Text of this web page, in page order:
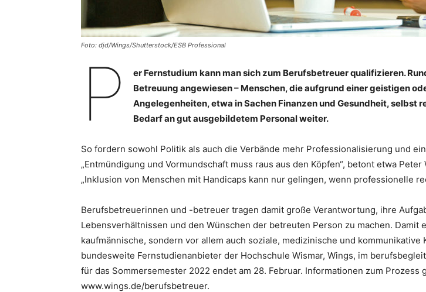
Foto: djd/Wings/Shutterstock/ESB Professional
P
er Fernstudium kann man sich zum Berufsbetreuer qualifizieren.
Betreuung angewiesen – Menschen, die aufgrund einer geistigen
Angelegenheiten, etwa in Sachen Finanzen und Gesundheit,
Bedarf an gut ausgebildetem Personal weiter.
So fordern sowohl Politik als auch die Verbände mehr Professionalisierung und
„Entmündigung und Vormundschaft muss raus aus den Köpfen“, betont etwa
„Inklusion von Menschen mit Handicaps kann nur gelingen, wenn professionelle
Berufsbetreuerinnen und -betreuer tragen damit große Verantwortung, ihre
Lebensverhältnissen und den Wünschen der betreuten Person zu machen.
kaufmännische, sondern vor allem auch soziale, medizinische und
bundesweite Fernstudienanbieter der Hochschule Wismar, Wings, im
für das Sommersemester 2022 endet am 28. Februar. Informationen zum Prozess
www.wings.de/berufsbetreuer.